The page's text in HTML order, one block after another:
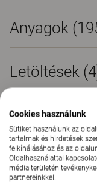
Anyagok
Letöltések (4
Cookies használunk
Sütiket használunk az
tartalmak és hirdetések
felkínálásához és az
Oldalhasználattal
média területén
partnereinkkel.